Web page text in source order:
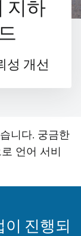
지하
성 개선
니다. 궁금한
언어 서비
진행되